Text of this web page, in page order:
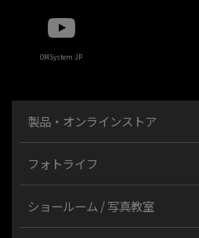
OMSystem JP
製品・オンラインストア
フォトライフ
ショールーム / 写真教室